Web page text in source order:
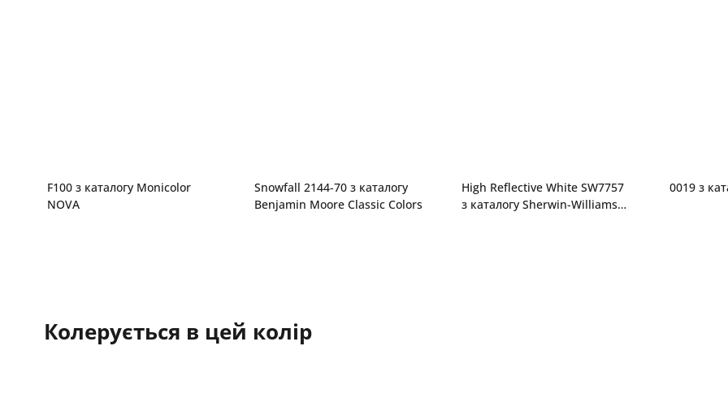
F100 з каталогу Monicolor
NOVA
Snowfall 2144-70 з каталогу
Benjamin Moore Classic Colors
High Reflective White SW7757
з каталогу Sherwin-Williams
0019 з
Колерується в цей колір